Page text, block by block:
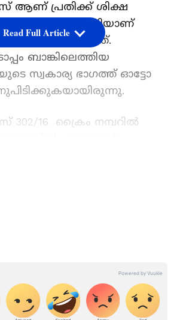
ആണ് പ്രതിക്ക് ശിക്ഷ
മെയ് ഏഴാം തീയതിയാണ്
സംഭവം നടന്നത്.
ബാങ്കിലെത്തിയ
സ്വകാര്യ ഭാഗത്ത് ഓട്ടോ
302/16 ക്രൈം നമ്പറില്‍
ഡ്രൈവർ പുത്തൻ
ഫിലിപ്പോസ് (40)
പെൺകുട്ടിയുടെ
Read Full Article